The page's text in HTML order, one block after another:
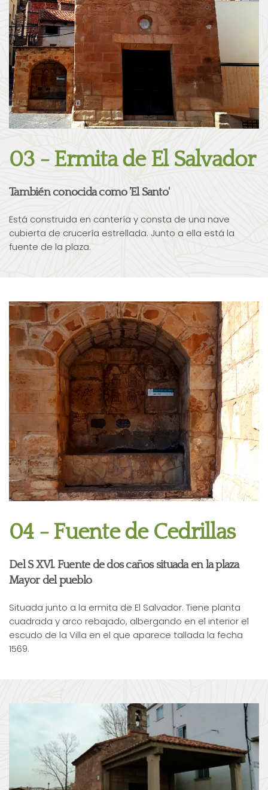
03 - Ermita de El Salvador
También conocida como 'El Santo'
Está construida en cantería y consta de una nave
cubierta de crucería estrellada. Junto a ella está la
fuente de la plaza.
04 - Fuente de Cedrillas
Del S XVl. Fuente de dos caños situada en la plaza
Mayor del pueblo
Situada junto a la ermita de El Salvador. Tiene planta
cuadrada y arco rebajado, albergando en el interior el
escudo de la Villa en el que aparece tallada la fecha
1569.